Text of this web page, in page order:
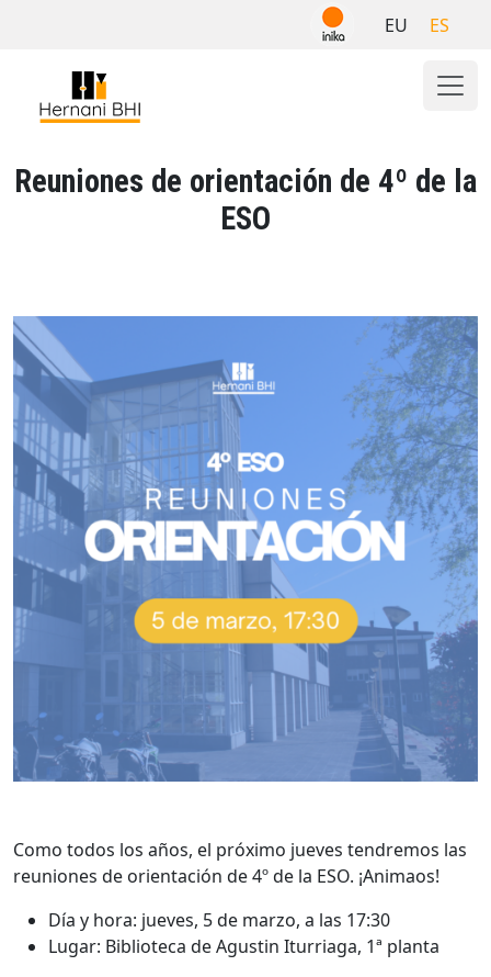
EU ES
Reuniones de orientación de 4º de la
ESO
Como todos los años, el próximo jueves tendremos las
reuniones de orientación de 4º de la ESO. ¡Animaos!
Día y hora: jueves, 5 de marzo, a las 17:30
Lugar: Biblioteca de Agustin Iturriaga, 1ª planta